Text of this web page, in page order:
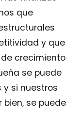
que
y que
crecimiento
se puede
si nuestros
se puede